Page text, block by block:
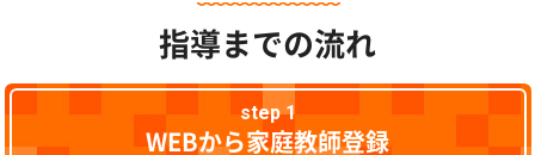
指導までの流れ
step 1
WEBから家庭教師登録